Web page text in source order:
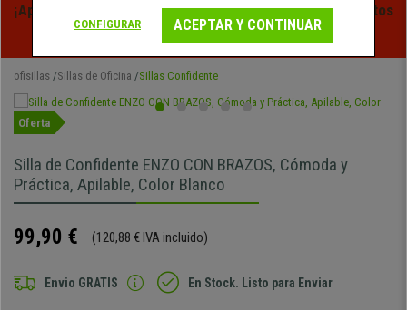
¡Aprovecha las Rebajas de Verano en Ofisillas! Descuentos
Exclusivos por Tiempo Limitado - Ver Promo
ofisillas Sillas de Oficina Sillas Confidente
Oferta
Silla de Confidente ENZO CON BRAZOS, Cómoda y
Práctica, Apilable, Color Blanco
99,90 € (120,88 € IVA incluido)
Envio GRATIS En Stock. Listo para Enviar
CONFIGURAR ACEPTAR Y CONTINUAR